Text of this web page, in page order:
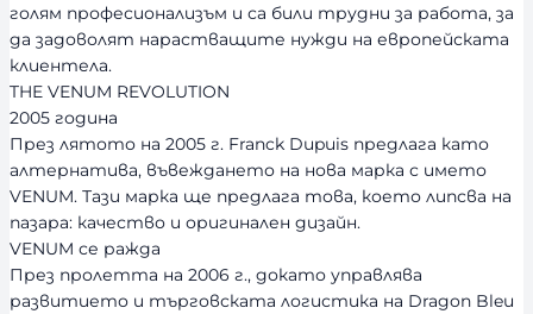
голям професионализъм и са били трудни за работа, за
да задоволят нарастващите нужди на европейската
клиентела.
THE VENUM REVOLUTION
2005 година
През лятото на 2005 г. Franck Dupuis предлага като
алтернатива, въвеждането на нова марка с името
VENUM. Тази марка ще предлага това, което липсва на
пазара: качество и оригинален дизайн.
VENUM се ражда
През пролетта на 2006 г., докато управлява
развитието и търговската логистика на Dragon Bleu